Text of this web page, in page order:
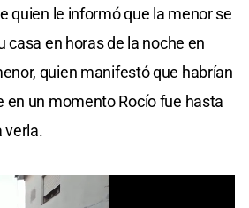
quien le informó que la menor se
casa en horas de la noche en
quien manifestó que habrían
en un momento Rocío fue hasta
verla.